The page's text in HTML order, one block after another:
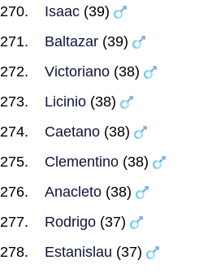
Isaac (39)
Baltazar (39)
Victoriano (38)
Licinio (38)
Caetano (38)
Clementino (38)
Anacleto (38)
Rodrigo (37)
Estanislau (37)